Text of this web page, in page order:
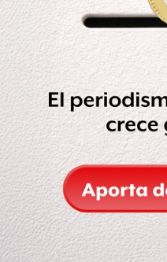
Desde que Xi Jinping llegó
millón de funcionarios del
alguna manera.